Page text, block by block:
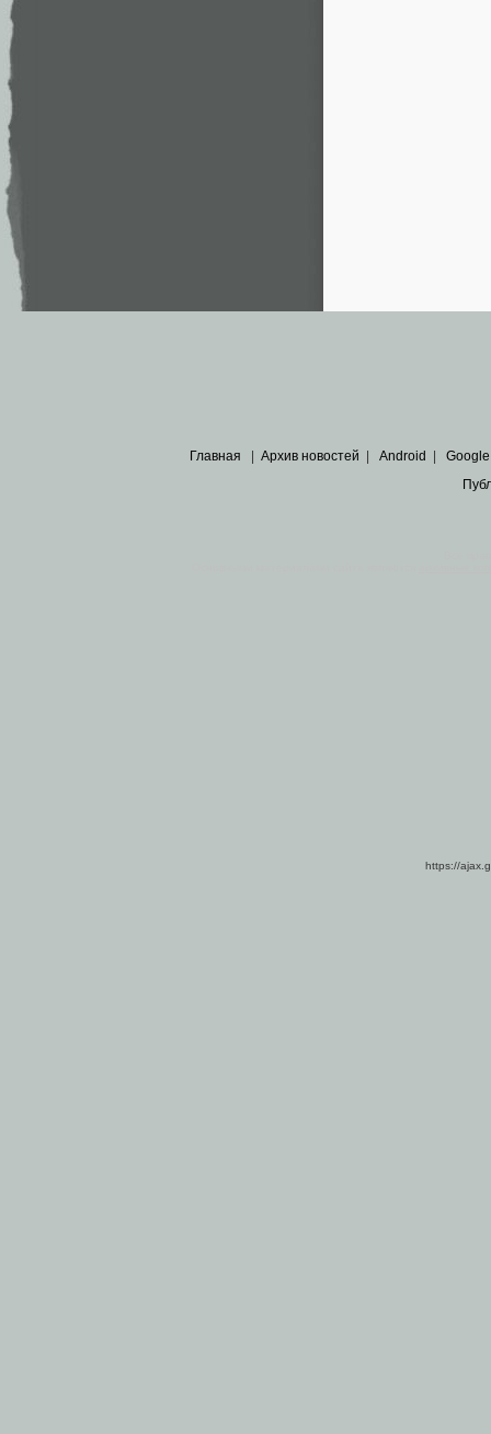
Главная Архив новостей Android Google
https://